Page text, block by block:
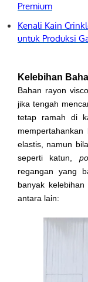
Premium
Kenali Kain
untuk Produksi
Kelebihan
Bahan rayon
jika tengah
tetap ramah di
elastis, namun
seperti katun,
regangan yang
banyak
antara lain: